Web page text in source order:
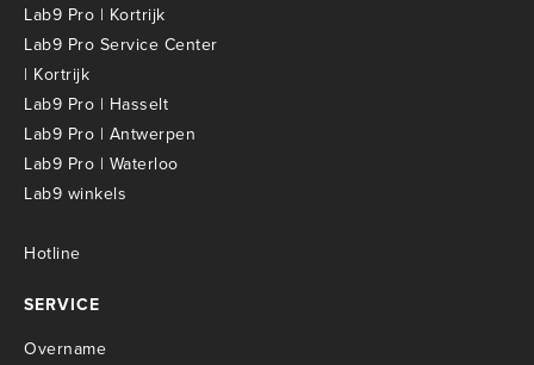
Lab9 Pro | Kortrijk
Lab9 Pro Service Center
| Kortrijk
Lab9 Pro | Hasselt
Lab9 Pro | Antwerpen
Lab9 Pro | Waterloo
Lab9 winkels
Hotline
SERVICE
Overname